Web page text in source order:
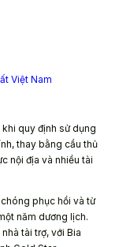
Việt Nam
quy định sử dụng
thay bằng cầu thủ
nội địa và nhiều tài
phục hồi và từ
năm dương lịch.
tài trợ, với Bia